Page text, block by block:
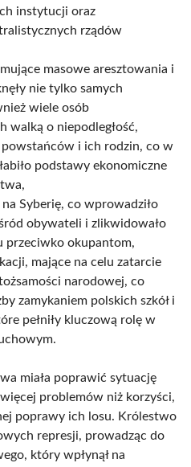
instytucji oraz
rządów
masowe aresztowania i
nie tylko samych
wiele osób
walką o niepodległość,
i ich rodzin, co w
podstawy ekonomiczne
Syberię, co wprowadziło
obywateli i zlikwidowało
przeciwko okupantom,
mające na celu zatarcie
narodowej, co
zamykaniem polskich szkół i
pełniły kluczową rolę w
miała poprawić sytuację
problemów niż korzyści,
poprawy ich losu. Królestwo
represji, prowadząc do
który wpłynął na